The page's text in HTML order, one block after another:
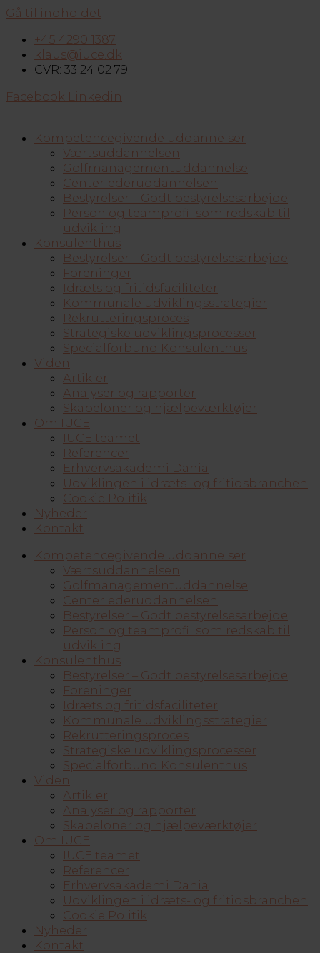
Gå til indholdet
+45 4290 1387
klaus@iuce.dk
CVR: 33 24 02 79
Facebook Linkedin
Kompetencegivende uddannelser
Værtsuddannelsen
Golfmanagementuddannelse
Centerlederuddannelsen
Bestyrelser – Godt bestyrelsesarbejde
Person og teamprofil som redskab til
udvikling
Konsulenthus
Bestyrelser – Godt bestyrelsesarbejde
Foreninger
Idræts og fritidsfaciliteter
Kommunale udviklingsstrategier
Rekrutteringsproces
Strategiske udviklingsprocesser
Specialforbund Konsulenthus
Viden
Artikler
Analyser og rapporter
Skabeloner og hjælpeværktøjer
Om IUCE
IUCE teamet
Referencer
Erhvervsakademi Dania
Udviklingen i idræts- og fritidsbranchen
Cookie Politik
Nyheder
Kontakt
Kompetencegivende uddannelser
Værtsuddannelsen
Golfmanagementuddannelse
Centerlederuddannelsen
Bestyrelser – Godt bestyrelsesarbejde
Person og teamprofil som redskab til
udvikling
Konsulenthus
Bestyrelser – Godt bestyrelsesarbejde
Foreninger
Idræts og fritidsfaciliteter
Kommunale udviklingsstrategier
Rekrutteringsproces
Strategiske udviklingsprocesser
Specialforbund Konsulenthus
Viden
Artikler
Analyser og rapporter
Skabeloner og hjælpeværktøjer
Om IUCE
IUCE teamet
Referencer
Erhvervsakademi Dania
Udviklingen i idræts- og fritidsbranchen
Cookie Politik
Nyheder
Kontakt